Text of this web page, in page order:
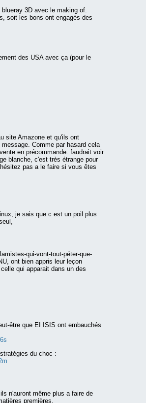
3D avec le making of.
soit les bons ont engagés des
des USA avec ça (pour le
site Amazone et qu'ils ont
Comme par hasard cela
en précommande. faudrait voir
blanche, c'est très étrange pour
pas a le faire si vous êtes
je sais que c est un poil plus
qui-vont-tout-péter-que-
ont bien appris leur leçon
qui apparait dans un des
être que EI ISIS ont embauchés
du choc :
n'auront même plus a faire de
premières,